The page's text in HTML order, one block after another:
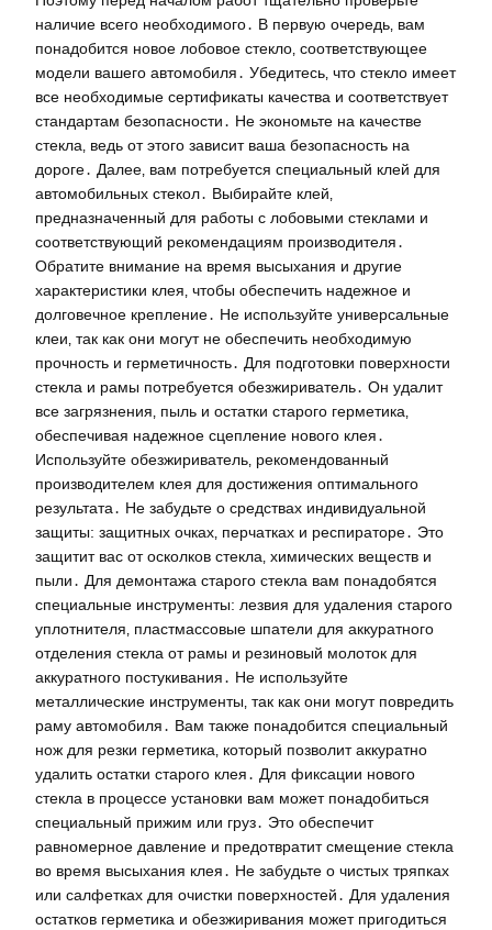
наличие всего необходимого․ В первую очередь‚ вам
понадобится новое лобовое стекло‚ соответствующее
модели вашего автомобиля․ Убедитесь‚ что стекло имеет
все необходимые сертификаты качества и соответствует
стандартам безопасности․ Не экономьте на качестве
стекла‚ ведь от этого зависит ваша безопасность на
дороге․ Далее‚ вам потребуется специальный клей для
автомобильных стекол․ Выбирайте клей‚
предназначенный для работы с лобовыми стеклами и
соответствующий рекомендациям производителя․
Обратите внимание на время высыхания и другие
характеристики клея‚ чтобы обеспечить надежное и
долговечное крепление․ Не используйте универсальные
клеи‚ так как они могут не обеспечить необходимую
прочность и герметичность․ Для подготовки поверхности
стекла и рамы потребуется обезжириватель․ Он удалит
все загрязнения‚ пыль и остатки старого герметика‚
обеспечивая надежное сцепление нового клея․
Используйте обезжириватель‚ рекомендованный
производителем клея для достижения оптимального
результата․ Не забудьте о средствах индивидуальной
защиты: защитных очках‚ перчатках и респираторе․ Это
защитит вас от осколков стекла‚ химических веществ и
пыли․ Для демонтажа старого стекла вам понадобятся
специальные инструменты: лезвия для удаления старого
уплотнителя‚ пластмассовые шпатели для аккуратного
отделения стекла от рамы и резиновый молоток для
аккуратного постукивания․ Не используйте
металлические инструменты‚ так как они могут повредить
раму автомобиля․ Вам также понадобится специальный
нож для резки герметика‚ который позволит аккуратно
удалить остатки старого клея․ Для фиксации нового
стекла в процессе установки вам может понадобиться
специальный прижим или груз․ Это обеспечит
равномерное давление и предотвратит смещение стекла
во время высыхания клея․ Не забудьте о чистых тряпках
или салфетках для очистки поверхностей․ Для удаления
остатков герметика и обезжиривания может пригодиться